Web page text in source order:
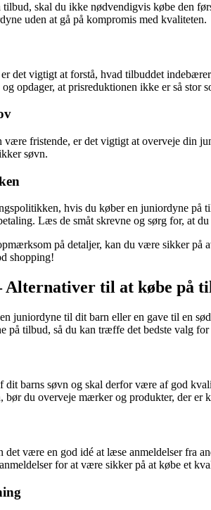
skal du ikke nødvendigvis købe den
uden at gå på kompromis med kvaliteten.
det vigtigt at forstå, hvad tilbuddet
opdager, at prisreduktionen ikke er så stor
fristende, er det vigtigt at overveje din
søvn.
hvis du køber en juniordyne
Læs de småt skrevne og sørg for, at
på detaljer, kan du være sikker
shopping!
Alternativer til at købe på
juniordyne til dit barn eller en gave til en
på tilbud, så du kan træffe det bedste valg for
barns søvn og skal derfor være af god
bør du overveje mærker og produkter, der er
være en god idé at læse anmeldelser fra
for at være sikker på at købe et